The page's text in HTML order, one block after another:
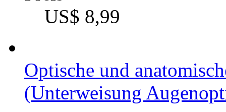
US$ 8,99
Optische und
(Unterweisung